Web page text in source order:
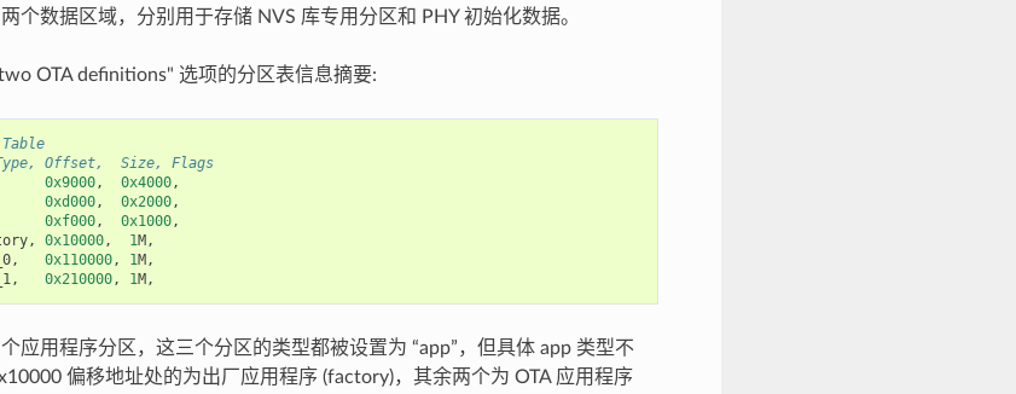
个数据区域，分别用于存储 NVS 库专用分区和 PHY 初始化数据。
OTA definitions" 选项的分区表信息摘要:
Offset,  Size, Flags
0x9000, 0x4000,
0xd000, 0x2000,
0xf000, 0x1000,
, 0x10000, 1M,
, 0x110000, 1M,
, 0x210000, 1M,
应用程序分区，这三个分区的类型都被设置为 “app”，但具体 app 类型不
偏移地址处的为出厂应用程序 (factory)，其余两个为 OTA 应用程序